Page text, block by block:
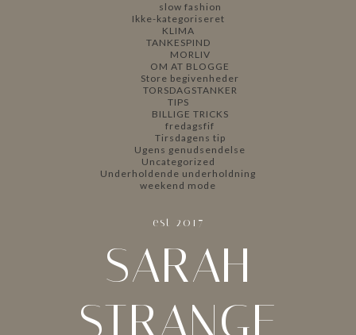
slow fashion
Ikke-kategoriseret
KLIMA
TANKESPIND
MORLIV
OM AT BLOGGE
Store begivenheder
TORSDAGSTANKER
TIPS
BILLIGE TRICKS
fredagsfif
Tirsdagens tip
Ugens genudsendelse
Uncategorized
Underholdende underholdning
weekend mode
est 2017
SARAH
STRANGE